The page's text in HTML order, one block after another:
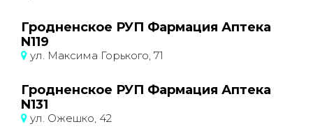
Гродненское РУП Фармация Аптека
N119
ул. Максима Горького, 71
Гродненское РУП Фармация Аптека
N131
ул. Ожешко, 42